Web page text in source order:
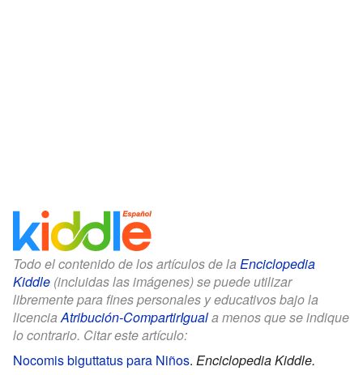
Todo el contenido de los artículos de la Enciclopedia
Kiddle (incluidas las imágenes) se puede utilizar
libremente para fines personales y educativos bajo la
licenciaAtribución-CompartirIguala menos que se indique
lo contrario. Citar este artículo:
Nocomis biguttatus para Niños. Enciclopedia Kiddle.